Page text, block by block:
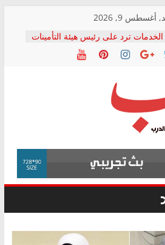
أغسطس 9, 2026
الخدمات ترد على رئيس هيئة التأمينات
مؤتمره الصحفي: إنكار الأزمة لا ينهي
أصحاب المعاشات.. ونطالب بكشف
سليمان يكتب: القطاع الصحي إلى
التحالف الشعبي يطلق لجنة “الحق
الصحة” بالإسكندرية لرصد الانتهاكات
المرضى
لمدينة الصحفيين.. وانتهاء أعمال
المبنى الإداري
القومي لحقوق الإنسان يعلن
قضية الدكتور محمد زهران.. ويؤكد:
البراءة وضمانات المحاكمة العادلة